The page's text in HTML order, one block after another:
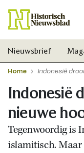
Nieuwsbrief
Home Indonesië
Indonesië
nieuwe
Tegenwoordig is
islamitisch. Maar